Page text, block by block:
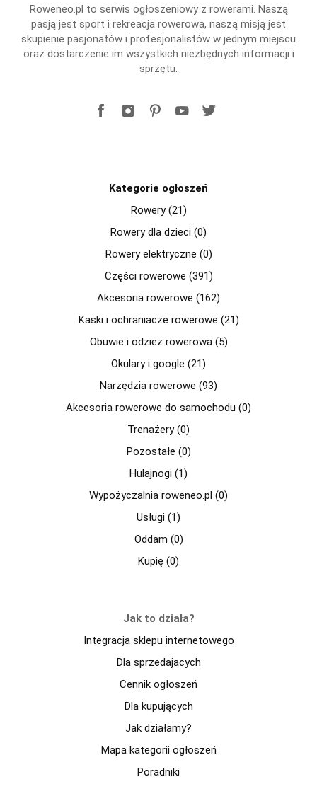
Roweneo.pl to serwis ogłoszeniowy z rowerami. Naszą
pasją jest sport i rekreacja rowerowa, naszą misją jest
skupienie pasjonatów i profesjonalistów w jednym miejscu
oraz dostarczenie im wszystkich niezbędnych informacji i
sprzętu.
Kategorie ogłoszeń
Rowery (21)
Rowery dla dzieci (0)
Rowery elektryczne (0)
Części rowerowe (391)
Akcesoria rowerowe (162)
Kaski i ochraniacze rowerowe (21)
Obuwie i odzież rowerowa (5)
Okulary i google (21)
Narzędzia rowerowe (93)
Akcesoria rowerowe do samochodu (0)
Trenażery (0)
Pozostałe (0)
Hulajnogi (1)
Wypożyczalnia roweneo.pl (0)
Usługi (1)
Oddam (0)
Kupię (0)
Jak to działa?
Integracja sklepu internetowego
Dla sprzedajacych
Cennik ogłoszeń
Dla kupujących
Jak działamy?
Mapa kategorii ogłoszeń
Poradniki